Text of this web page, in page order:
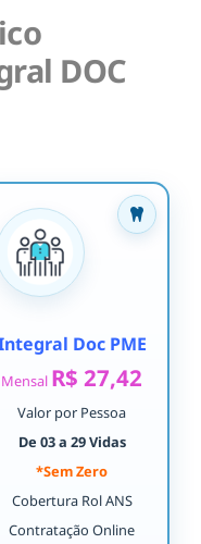
DOC
Doc PME
Mensal R$ 27,42
Valor por Pessoa
De 03 a 29 Vidas
*Sem Zero
Cobertura Rol ANS
Contratação Online